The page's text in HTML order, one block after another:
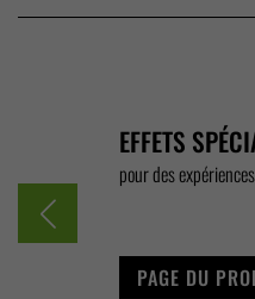
EFFETS
pour des
PAGE DU